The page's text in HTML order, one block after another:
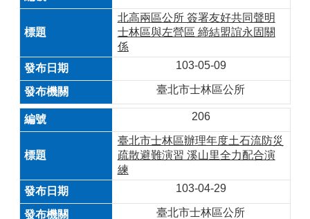
北高兩區公所 簽署友好共同聲明
士林區與左營區 締結盟誼永固關
係
103-05-09
臺北市士林區公所
206
臺北市士林區辦理年度土石流防災
疏散避難演習 溪山里全力配合演
練
103-04-29
臺北市士林區公所